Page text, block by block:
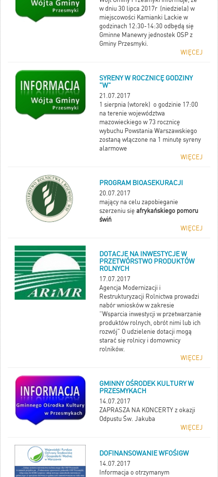
w dniu 30 lipca 2017r (niedziela) w
miejscowości Kamianki Lackie w
godzinach 12:30-14:30 odbędą się
Gminne Manewry jednostek OSP z
Gminy Przesmyki.
WIĘCEJ
SYRENY W ROCZNICĘ GODZINY
"W"
21.07.2017
1 sierpnia (wtorek) o godzinie 17:00
na terenie województwa
mazowieckiego w 73 rocznicę
wybuchu Powstania Warszawskiego
zostaną włączone na 1 minutę syreny
alarmowe
WIĘCEJ
PROGRAM BIOASEKURACJI
20.07.2017
mający na celu zapobieganie
szerzeniu sięafrykańskiego pomoru
świń
WIĘCEJ
DOTACJE NA INWESTYCJE W
PRZETWÓRSTWO PRODUKTÓW
ROLNYCH
17.07.2017
Agencja Modernizacji i
Restrukturyzacji Rolnictwa prowadzi
nabór wniosków w zakresie
“Wsparcia inwestycji w przetwarzanie
produktów rolnych, obrót nimi lub ich
rozwój" O udzielenie dotacji mogą
starać się rolnicy i domownicy
rolników.
WIĘCEJ
GMINNY OŚRODEK KULTURY W
PRZESMYKACH
14.07.2017
ZAPRASZA NA KONCERTY z okazji
Odpustu Św. Jakuba
WIĘCEJ
DOFINANSOWANIE WFOŚIGW
14.07.2017
Informacja o otrzymanym